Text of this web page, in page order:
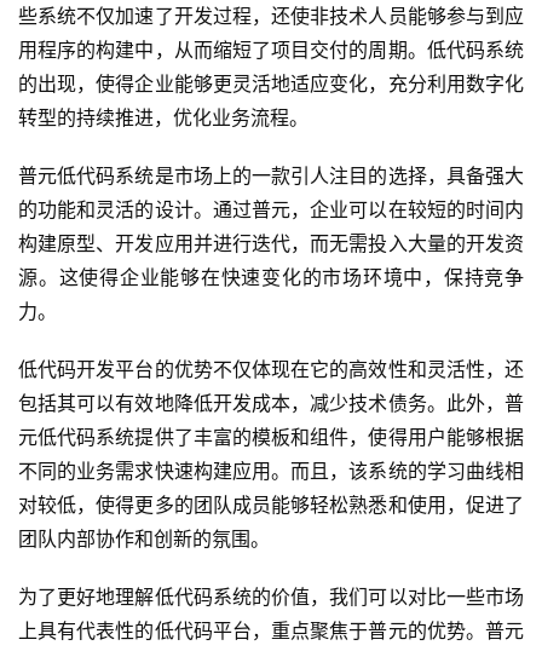
些系统不仅加速了开发过程，还使非技术人员能够参与到应
用程序的构建中，从而缩短了项目交付的周期。低代码系统
的出现，使得企业能够更灵活地适应变化，充分利用数字化
转型的持续推进，优化业务流程。
普元低代码系统是市场上的一款引人注目的选择，具备强大
的功能和灵活的设计。通过普元，企业可以在较短的时间内
构建原型、开发应用并进行迭代，而无需投入大量的开发资
源。这使得企业能够在快速变化的市场环境中，保持竞争
力。
低代码开发平台的优势不仅体现在它的高效性和灵活性，还
包括其可以有效地降低开发成本，减少技术债务。此外，普
元低代码系统提供了丰富的模板和组件，使得用户能够根据
不同的业务需求快速构建应用。而且，该系统的学习曲线相
对较低，使得更多的团队成员能够轻松熟悉和使用，促进了
团队内部协作和创新的氛围。
为了更好地理解低代码系统的价值，我们可以对比一些市场
上具有代表性的低代码平台，重点聚焦于普元的优势。普元